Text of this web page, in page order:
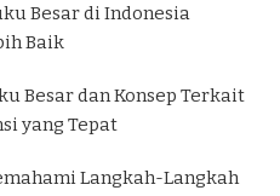
Besar di Indonesia
Baik
Besar dan Konsep Terkait
yang Tepat
Langkah-Langkah